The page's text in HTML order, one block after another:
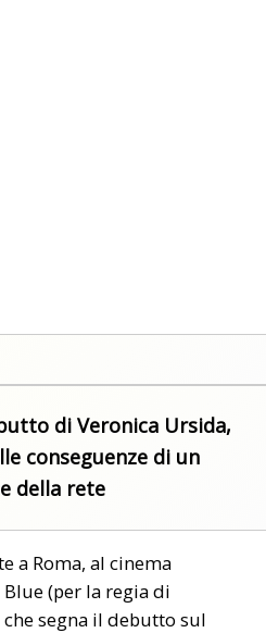
di Veronica Ursida,
conseguenze di un
della rete
a Roma, al cinema
(per la regia di
segna il debutto sul